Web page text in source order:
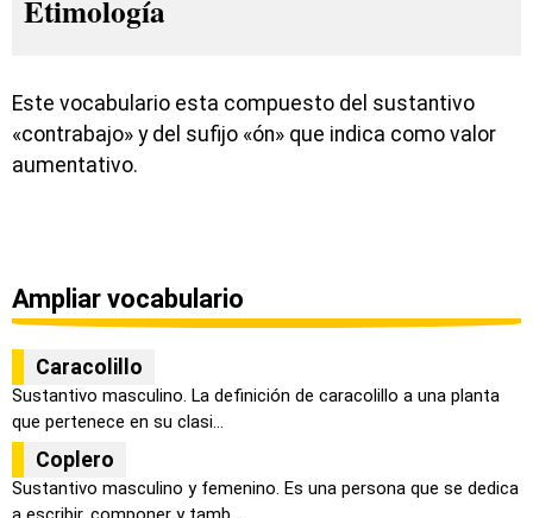
Etimología
Este vocabulario esta compuesto del sustantivo
«contrabajo» y del sufijo «ón» que indica como valor
aumentativo.
Ampliar vocabulario
Caracolillo
Sustantivo masculino. La definición de caracolillo a una planta
que pertenece en su clasi...
Coplero
Sustantivo masculino y femenino. Es una persona que se dedica